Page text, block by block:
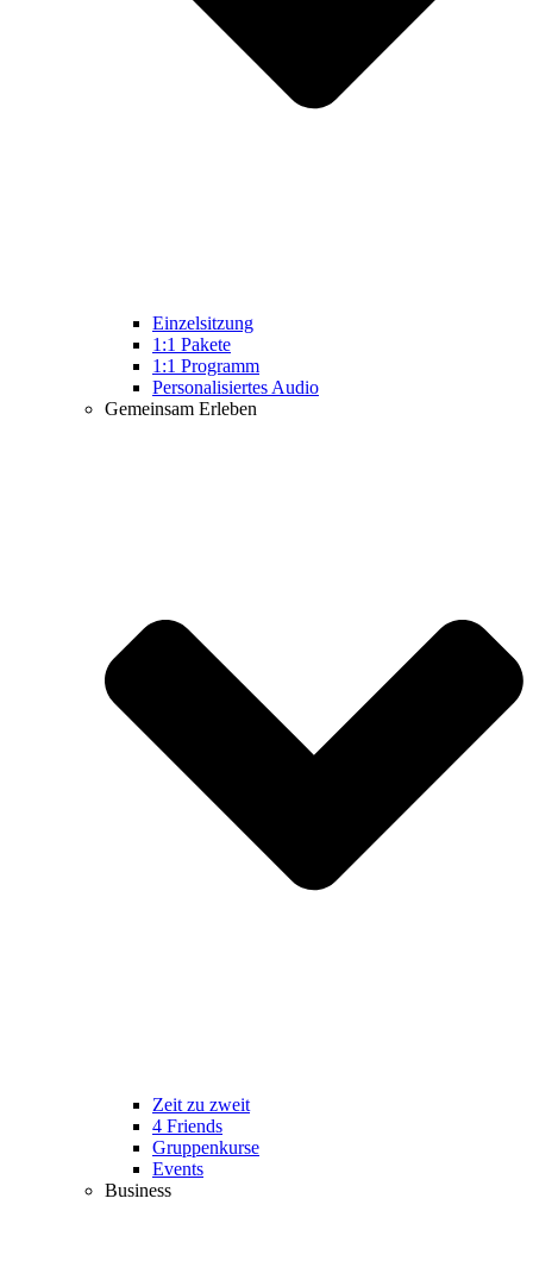
Einzelsitzung
1:1 Pakete
1:1 Programm
Personalisiertes Audio
Gemeinsam Erleben
Zeit zu zweit
4 Friends
Gruppenkurse
Events
Business